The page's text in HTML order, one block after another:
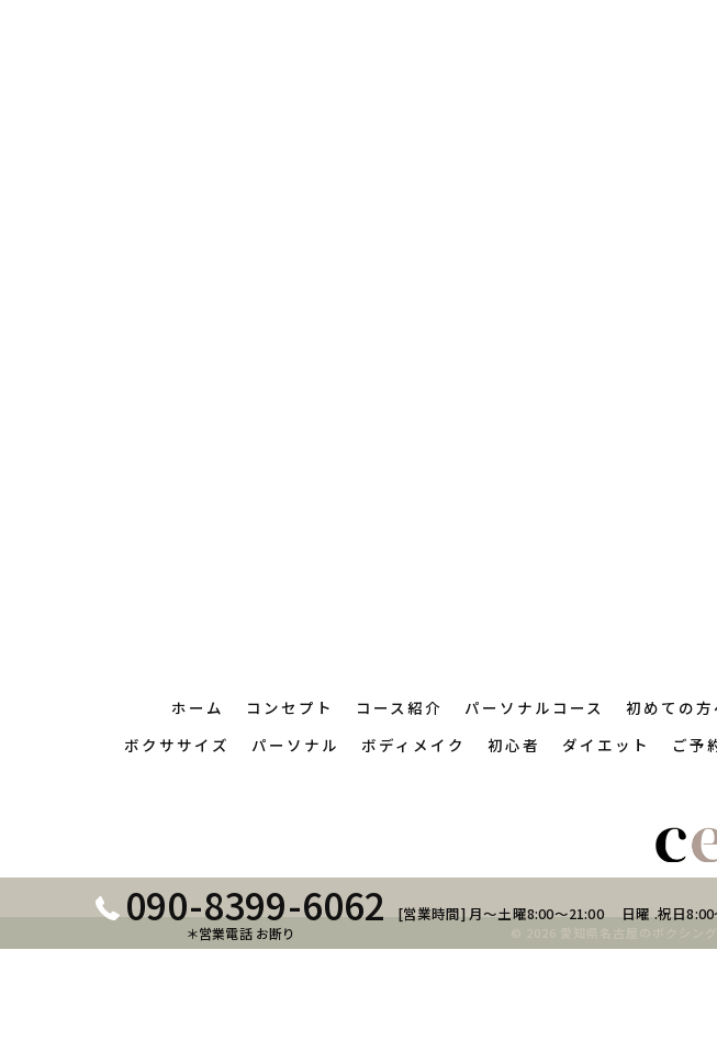
090-8399-6062
＊営業電話 お断り
[営業時間] 月～土曜8:00～21:00 日曜 .祝日
ホーム コンセプト コース紹介 パーソナルコース 初めての方
ボクササイズ
パーソナル ボディメイク 初心者 ダイエット ご予